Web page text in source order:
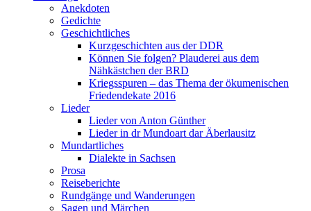
Anekdoten
Gedichte
Geschichtliches
Kurzgeschichten aus der DDR
Können Sie folgen? Plauderei aus dem
Nähkästchen der BRD
Kriegsspuren – das Thema der ökumenischen
Friedendekate 2016
Lieder
Lieder von Anton Günther
Lieder in dr Mundoart dar Äberlausitz
Mundartliches
Dialekte in Sachsen
Prosa
Reiseberichte
Rundgänge und Wanderungen
Sagen und Märchen